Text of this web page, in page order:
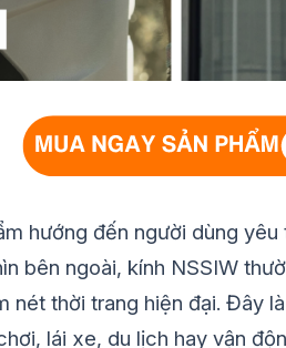
hướng đến người dùng
bên ngoài, kính NSSIW
nét thời trang hiện đại. Đây
lái xe, du lịch hay vận